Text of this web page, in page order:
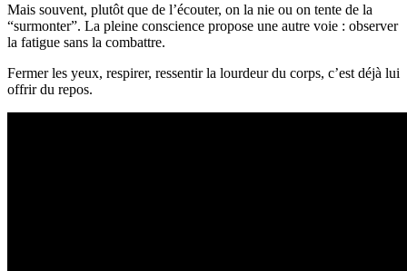
Mais souvent, plutôt que de l’écouter, on la nie ou on tente de la
“surmonter”. La pleine conscience propose une autre voie : observer
la fatigue sans la combattre.
Fermer les yeux, respirer, ressentir la lourdeur du corps, c’est déjà lui
offrir du repos.